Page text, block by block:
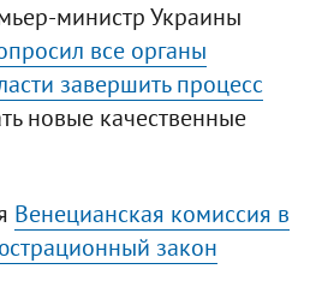
министр Украины
все органы
завершить процесс
новые качественные
Венецианская комиссия в
закон